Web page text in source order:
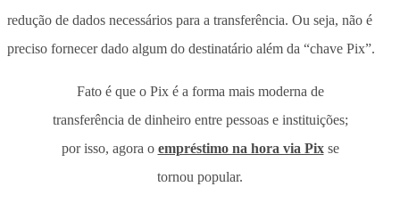
redução de dados necessários para a transferência. Ou seja, não é
preciso fornecer dado algum do destinatário além da “chave Pix”.
Fato é que o Pix é a forma mais moderna de
transferência de dinheiro entre pessoas e instituições;
por isso, agora o empréstimo na hora via Pixse
tornou popular.